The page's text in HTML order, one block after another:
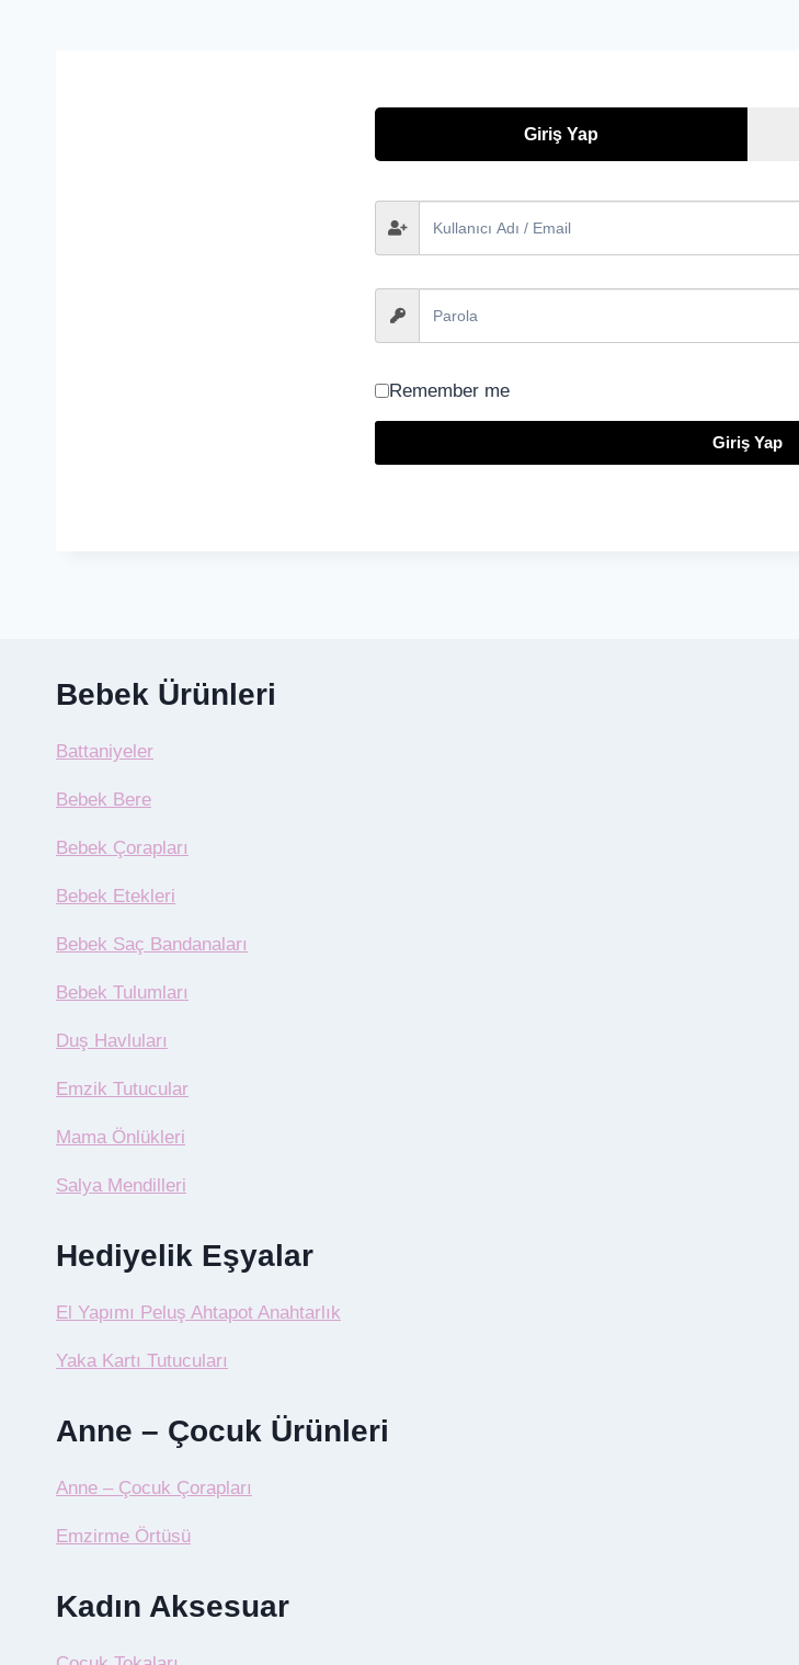
Giriş Yap
Remember me
Giriş Yap
Bebek Ürünleri
Battaniyeler
Bebek Bere
Bebek Çorapları
Bebek Etekleri
Bebek Saç Bandanaları
Bebek Tulumları
Duş Havluları
Emzik Tutucular
Mama Önlükleri
Salya Mendilleri
Hediyelik Eşyalar
El Yapımı Peluş Ahtapot Anahtarlık
Yaka Kartı Tutucuları
Anne – Çocuk Ürünleri
Anne – Çocuk Çorapları
Emzirme Örtüsü
Kadın Aksesuar